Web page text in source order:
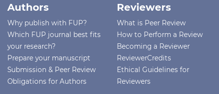
Authors
Why publish with FUP?
Which FUP journal best fits
your research?
Prepare your manuscript
Submission & Peer Review
Obligations for Authors
Reviewers
What is Peer Review
How to Perform a Review
Becoming a Reviewer
ReviewerCredits
Ethical Guidelines for
Reviewers